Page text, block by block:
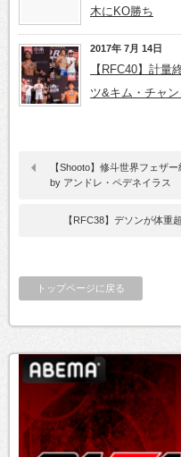
木にKO勝ち
2017年 7月 14日
【RFC40】計
ツ&キム・チャ
【Shooto】修斗世界フェザ
by アンドレ・ペデネイラス
【RFC38】デソンが体
トップページに戻る